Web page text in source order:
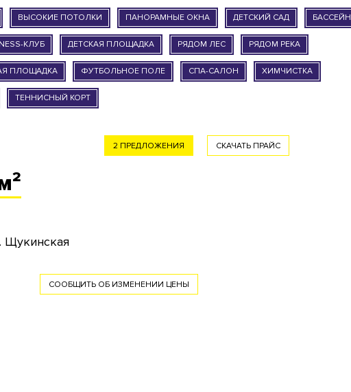
ВЫСОКИЕ ПОТОЛКИ ПАНОРАМНЫЕ ОКНА ДЕТСКИЙ САД БАССЕЙН
КЛУБ ДЕТСКАЯ ПЛОЩАДКА РЯДОМ ЛЕС РЯДОМ РЕКА
ПЛОЩАДКА ФУТБОЛЬНОЕ ПОЛЕ СПА-САЛОН ХИМЧИСТКА
ТЕННИСНЫЙ КОРТ
СКАЧАТЬ ПРАЙС
2 ПРЕДЛОЖЕНИЯ
Щукинская
СООБЩИТЬ ОБ ИЗМЕНЕНИИ ЦЕНЫ